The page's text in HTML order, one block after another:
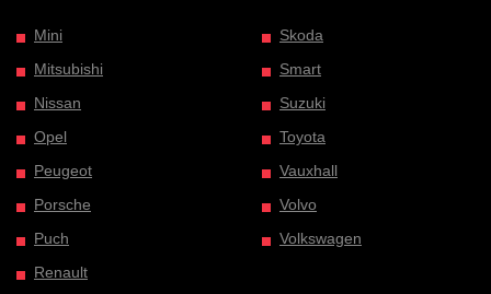
Mini
Mitsubishi
Nissan
Opel
Peugeot
Porsche
Puch
Renault
Skoda
Smart
Suzuki
Toyota
Vauxhall
Volvo
Volkswagen